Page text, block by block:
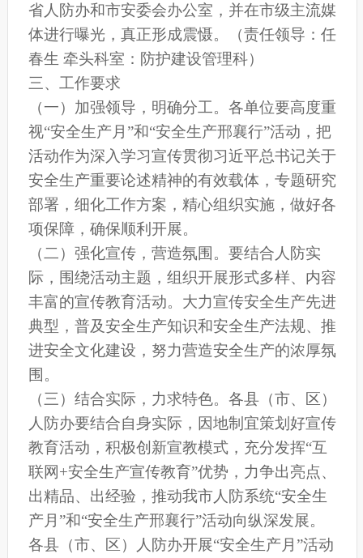
省人防办和市安委会办公室，并在市级主流媒
体进行曝光，真正形成震慑。（责任领导：任
春生 牵头科室：防护建设管理科）
三、工作要求
（一）加强领导，明确分工。各单位要高度重
视“安全生产月”和“安全生产邢襄行”活动，把
活动作为深入学习宣传贯彻习近平总书记关于
安全生产重要论述精神的有效载体，专题研究
部署，细化工作方案，精心组织实施，做好各
项保障，确保顺利开展。
（二）强化宣传，营造氛围。要结合人防实
际，围绕活动主题，组织开展形式多样、内容
丰富的宣传教育活动。大力宣传安全生产先进
典型，普及安全生产知识和安全生产法规、推
进安全文化建设，努力营造安全生产的浓厚氛
围。
（三）结合实际，力求特色。各县（市、区）
人防办要结合自身实际，因地制宜策划好宣传
教育活动，积极创新宣教模式，充分发挥“互
联网+安全生产宣传教育”优势，力争出亮点、
出精品、出经验，推动我市人防系统“安全生
产月”和“安全生产邢襄行”活动向纵深发展。
各县（市、区）人防办开展“安全生产月”活动